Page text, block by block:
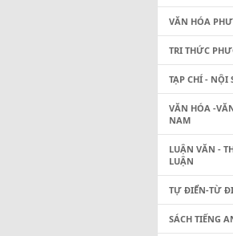
VĂN HÓA
TRI THỨC
TẠP CHÍ - NỘI
VĂN HÓA -
NAM
LUẬN VĂN -
LUẬN
TỰ ĐIỂN-TỪ
SÁCH TIẾNG